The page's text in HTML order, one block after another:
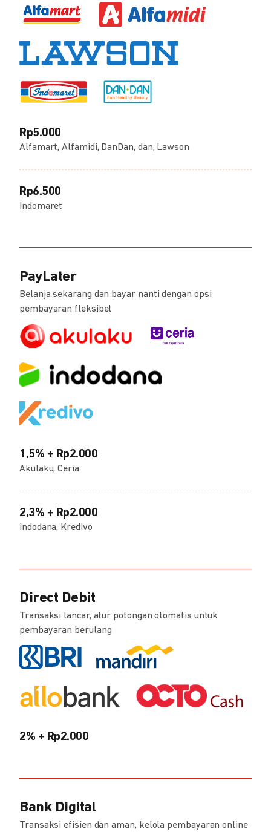
Rp5.000
Alfamart, Alfamidi, DanDan, dan, Lawson
Rp6.500
Indomaret
PayLater
Belanja sekarang dan bayar nanti dengan opsi
pembayaran fleksibel
1,5% + Rp2.000
Akulaku, Ceria
2,3% + Rp2.000
Indodana, Kredivo
Direct Debit
Transaksi lancar, atur potongan otomatis untuk
pembayaran berulang
2% + Rp2.000
Bank Digital
Transaksi efisien dan aman, kelola pembayaran online